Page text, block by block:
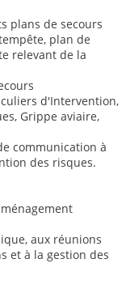
plans de secours
plan de
relevant de la
d'Intervention,
Grippe aviaire,
communication à
des risques.
aux réunions
et à la gestion des